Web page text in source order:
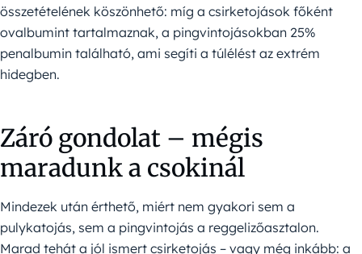
összetételének köszönhető: míg a csirketojások főként
ovalbumint tartalmaznak, a pingvintojásokban 25%
penalbumin található, ami segíti a túlélést az extrém
hidegben.
Záró gondolat – mégis
maradunk a csokinál
Mindezek után érthető, miért nem gyakori sem a
pulykatojás, sem a pingvintojás a reggelizőasztalon.
Marad tehát a jól ismert csirketojás – vagy még inkább: a